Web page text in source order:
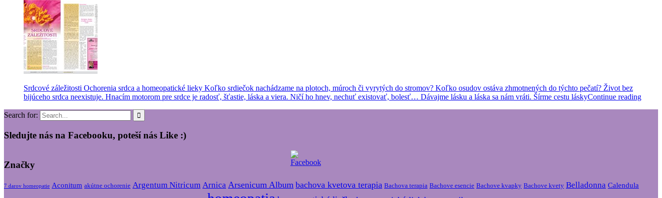
Srdcové záležitosti Ochorenia srdca a homeopatické lieky Koľko srdiečok nachádzame na plotoch, múroch či vyrytých do stromov? Koľko osudov ostáva zhmotnených do týchto pečatí? Život bez
bijúceho srdca neexistuje. Hnacím motorom pre srdce je radosť, šťastie, láska a viera. Ničí ho hnev, nechuť existovať, bolesť… Dávajme lásku a láska sa nám vráti. Šírme cestu láskyContinue reading
Search for:
Sledujte nás na Facebooku, poteší nás Like :)
Značky
7 darov homeopatie Aconitum akútne ochorenie Argentum Nitricum Arnica Arsenicum Album bachova kvetova terapia Bachova terapia Bachove esencie Bachove kvapky Bachove kvety Belladonna Calendula